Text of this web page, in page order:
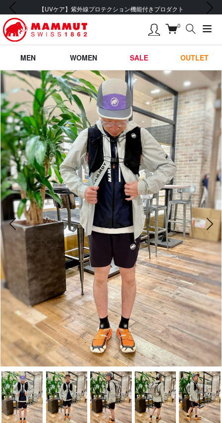
【UVケア】紫外線プロテクション機能付きプロダクト
前の画像 次の画像
0
MEN WOMEN SALE OUTLET
前の画像